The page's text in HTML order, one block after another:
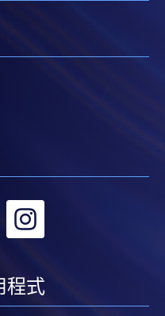
上進行。建議選用
。
優惠」。如需享用其他
名中心報名。
交課程申請和付款在系
網上報讀，相同的課
转
程式